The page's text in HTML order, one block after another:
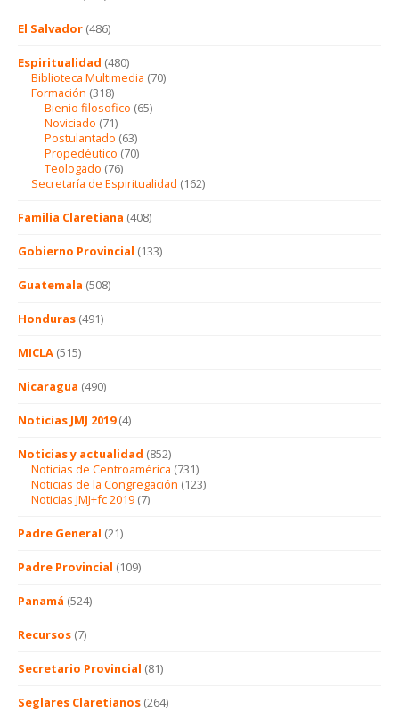
El Salvador (486)
Espiritualidad (480)
Biblioteca Multimedia (70)
Formación (318)
Bienio filosofico (65)
Noviciado (71)
Postulantado (63)
Propedéutico (70)
Teologado (76)
Secretaría de Espiritualidad (162)
Familia Claretiana (408)
Gobierno Provincial (133)
Guatemala (508)
Honduras (491)
MICLA (515)
Nicaragua (490)
Noticias JMJ 2019(4)
Noticias y actualidad (852)
Noticias de Centroamérica (731)
Noticias de la Congregación (123)
Noticias JMJ+fc 2019 (7)
Padre General (21)
Padre Provincial (109)
Panamá (524)
Recursos (7)
Secretario Provincial (81)
Seglares Claretianos (264)